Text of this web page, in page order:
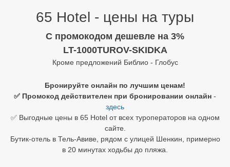
65 Hotel - цены на туры
C промокодом дешевле на 3%
LT-1000TUROV-SKIDKA
Кроме предложений Библио - Глобус
Бронируйте онлайн по лучшим ценам!
✅ Промокод действителен при бронировании онлайн -
здесь
✅ Выгодные цены в 65 Hotel от всех туроператоров на одном
сайте.
Бутик-отель в Тель-Авиве, рядом с улицей Шенкин, примерно
в 20 минутах ходьбы до пляжа.
Офис г. Москва
Подборки отелей
Таиланд
ОАЭ
Египет